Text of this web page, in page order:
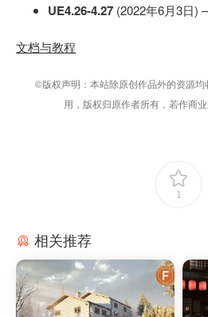
UE4.26-4.27 (2022年6月3日)
文档与教程
©版权声明：本站除原创作品外的资源均
用，版权归原作者所有，若作商业
1
相关推荐